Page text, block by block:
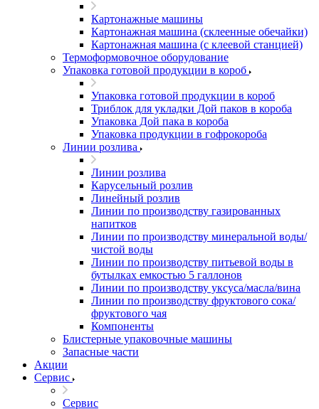
Картонажные машины
Картонажная машина (склеенные обечайки)
Картонажная машина (с клеевой станцией)
Термоформовочное оборудование
Упаковка готовой продукции в короб
Упаковка готовой продукции в короб
Триблок для укладки Дой паков в короба
Упаковка Дой пака в короба
Упаковка продукции в гофрокороба
Линии розлива
Линии розлива
Карусельный розлив
Линейный розлив
Линии по производству газированных
напитков
Линии по производству минеральной воды/
чистой воды
Линии по производству питьевой воды в
бутылках емкостью 5 галлонов
Линии по производству уксуса/масла/вина
Линии по производству фруктового сока/
фруктового чая
Компоненты
Блистерные упаковочные машины
Запасные части
Акции
Сервис
Сервис